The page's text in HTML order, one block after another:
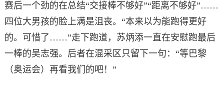
赛后一个劲的在总结“交接棒不够好”“距离不够好”……
四位大男孩的脸上满是沮丧。“本来以为能跑得更好
的。可惜了……”走下跑道，苏炳添一直在安慰跑最后
一棒的吴志强。后者在混采区只留下一句：“等巴黎
（奥运会）再看我们的吧！”